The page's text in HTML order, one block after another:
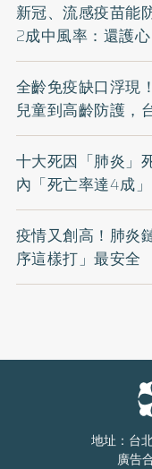
新冠、流感疫苗能
2成中風率：還護心
全齡免疫缺口浮現
兒童到高齡防護，
十大死因「肺炎」
內「死亡率達4成」
疫情又創高！肺炎
序這樣打」最安全
地址：台
廣告